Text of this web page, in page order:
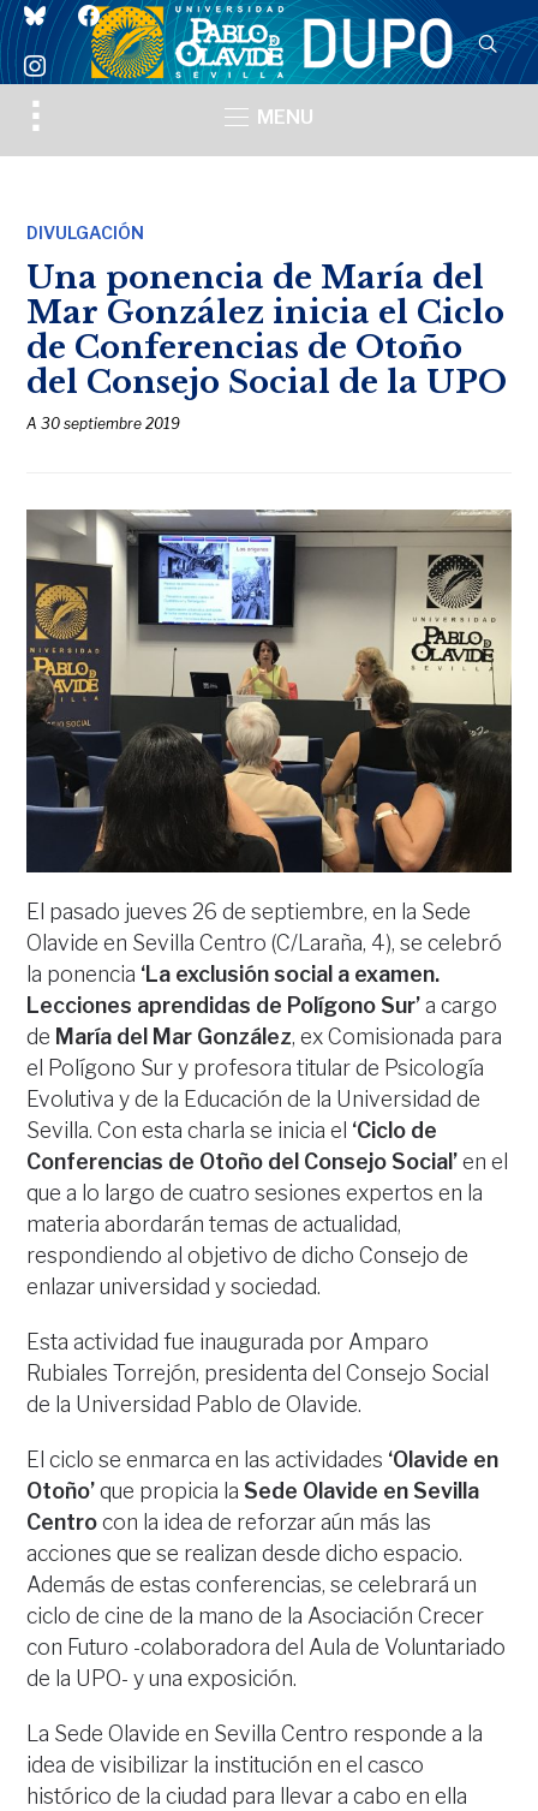
blueskyfacebook
instagram
Toggle
sidebar
MENU
DIVULGACIÓN
Una ponencia de María del
Mar González inicia el Ciclo
de Conferencias de Otoño
del Consejo Social de la UPO
A30 septiembre 2019
El pasado jueves 26 de septiembre, en la Sede
Olavide en Sevilla Centro (C/Laraña, 4), se celebró
la ponencia ‘La exclusión social a examen.
Lecciones aprendidas de Polígono Sur’a cargo
de María del Mar González, ex Comisionada para
el Polígono Sur y profesora titular de Psicología
Evolutiva y de la Educación de la Universidad de
Sevilla. Con esta charla se inicia el ‘Ciclo de
Conferencias de Otoño del Consejo Social’en el
que a lo largo de cuatro sesiones expertos en la
materia abordarán temas de actualidad,
respondiendo al objetivo de dicho Consejo de
enlazar universidad y sociedad.
Esta actividad fue inaugurada por Amparo
Rubiales Torrejón, presidenta del Consejo Social
de la Universidad Pablo de Olavide.
El ciclo se enmarca en las actividades ‘Olavide en
Otoño’que propicia la Sede Olavide en Sevilla
Centrocon la idea de reforzar aún más las
acciones que se realizan desde dicho espacio.
Además de estas conferencias, se celebrará un
ciclo de cine de la mano de la Asociación Crecer
con Futuro -colaboradora del Aula de Voluntariado
de la UPO- y una exposición.
La Sede Olavide en Sevilla Centro responde a la
idea de visibilizar la institución en el casco
histórico de la ciudad para llevar a cabo en ella